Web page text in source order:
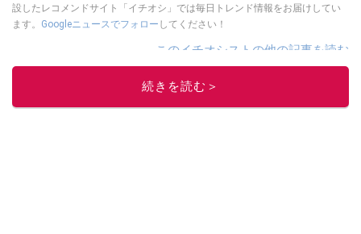
設したレコメンドサイト「イチオシ」では毎日トレンド情報をお届けしてい
ます。 Googleニュースでフォロー してください！
このイチオシストの他の記事を読む
続きを読む＞